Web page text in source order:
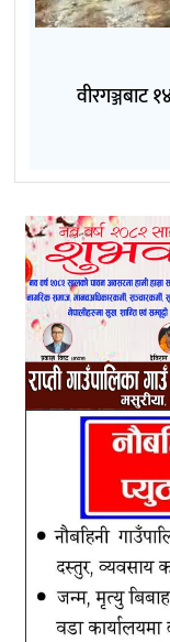
वीरगञ्जबाट